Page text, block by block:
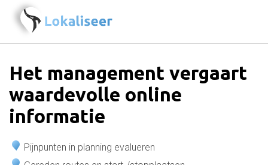
Het management vergaart
waardevolle online
informatie
Pijnpunten in planning evalueren